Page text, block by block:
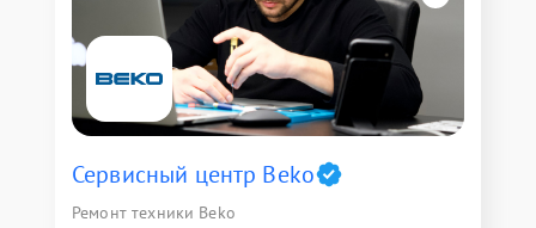
Сервисный центр Beko
Ремонт техники Beko